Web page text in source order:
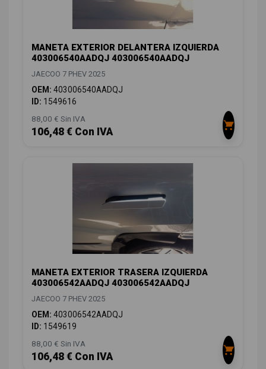
MANETA EXTERIOR DELANTERA IZQUIERDA
403006540AADQJ 403006540AADQJ
JAECOO 7 PHEV 2025
OEM: 403006540AADQJ
ID: 1549616
88,00 € Sin IVA
106,48 € Con IVA
MANETA EXTERIOR TRASERA IZQUIERDA
403006542AADQJ 403006542AADQJ
JAECOO 7 PHEV 2025
OEM: 403006542AADQJ
ID: 1549619
88,00 € Sin IVA
106,48 € Con IVA